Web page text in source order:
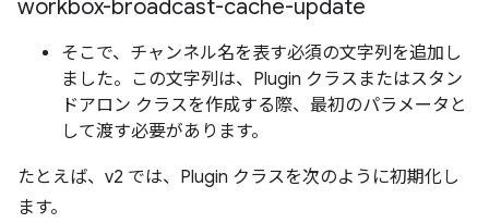
workbox-broadcast-cache-update
そこで、チャンネル名を表す必須の文字列を追加し
ました。この文字列は、Plugin クラスまたはスタン
ドアロン クラスを作成する際、最初のパラメータと
して渡す必要があります。
たとえば、v2 では、Plugin クラスを次のように初期化し
ます。